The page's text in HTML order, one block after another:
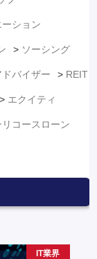
ション
ソーシング
ドバイザー REIT
エクイティ
リコースローン
IT業界